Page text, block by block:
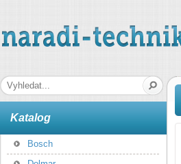
naradi-technika.cz
Katalog
Bosch
Hledaná fráze